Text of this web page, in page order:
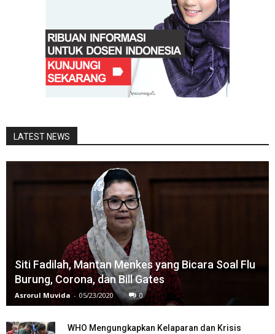
LATEST NEWS
Siti Fadilah, Mantan Menkes yang Bicara Soal Flu
Burung, Corona, dan Bill Gates
Asrorul Muvida - 05/23/2020 0
WHO Mengungkapkan Kelaparan dan Krisis